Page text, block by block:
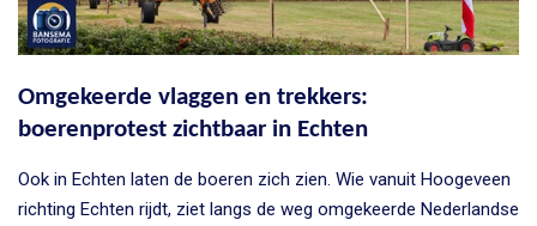
Omgekeerde vlaggen en trekkers:
boerenprotest zichtbaar in Echten
Ook in Echten laten de boeren zich zien. Wie vanuit Hoogeveen
richting Echten rijdt, ziet langs de weg omgekeerde Nederlandse